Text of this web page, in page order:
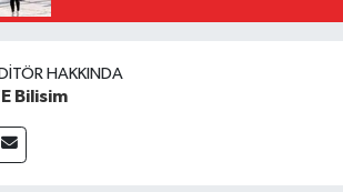
HAKKINDA
Bilisim